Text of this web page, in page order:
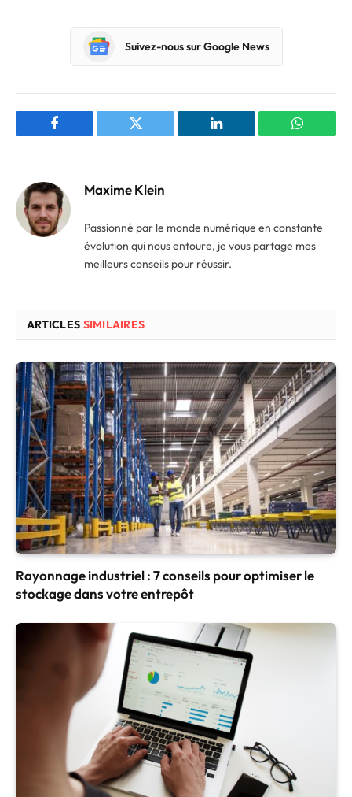
Suivez-nous sur Google News
Facebook Twitter LinkedIn
Maxime Klein
Passionné par le monde numérique en constante
évolution qui nous entoure, je vous partage mes
meilleurs conseils pour réussir.
ARTICLES SIMILAIRES
Rayonnage industriel : 7 conseils pour optimiser le
stockage dans votre entrepôt